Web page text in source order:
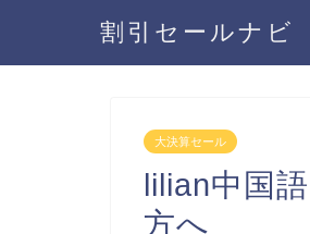
割引セールナビ
大決算セール
lilian中国
方へ